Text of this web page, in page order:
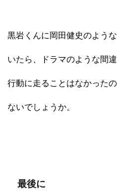
黒岩くんに岡田健史のよう
いたら、ドラマのような間
行動に走ることはなかった
ないでしょうか。
最後に